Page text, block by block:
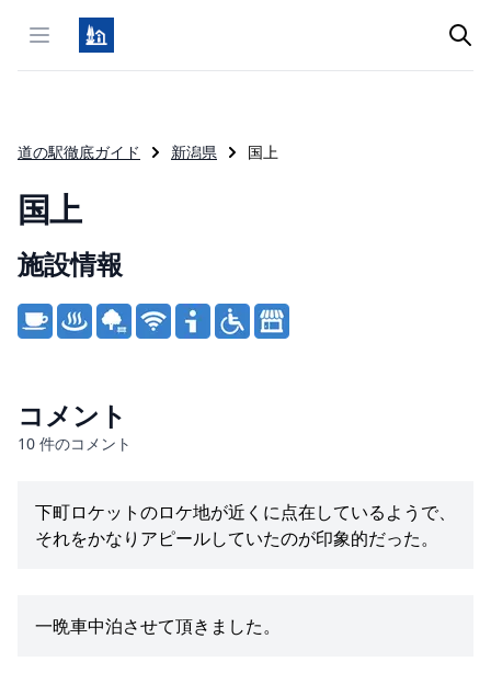
Open menu
道の駅徹底ガイド 新潟県 国上
国上
Product information
施設情報
コメント
10 件のコメント
下町ロケットのロケ地が近くに点在しているようで、
それをかなりアピールしていたのが印象的だった。
一晩車中泊させて頂きました。